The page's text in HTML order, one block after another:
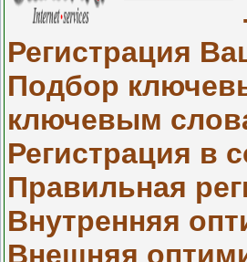
Регистрация
Подбор
ключевым
Регистрация в
Правильная
Внутренняя
Внешняя